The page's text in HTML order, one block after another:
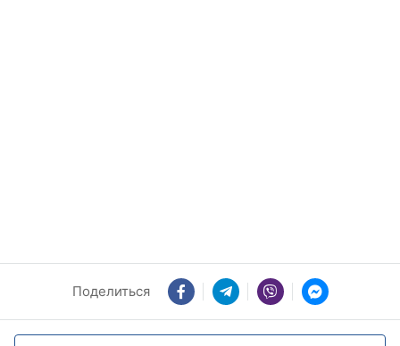
Поделиться